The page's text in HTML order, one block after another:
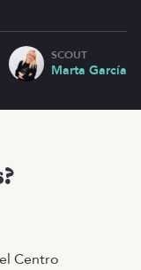
SCOUT
Marta García
Centro